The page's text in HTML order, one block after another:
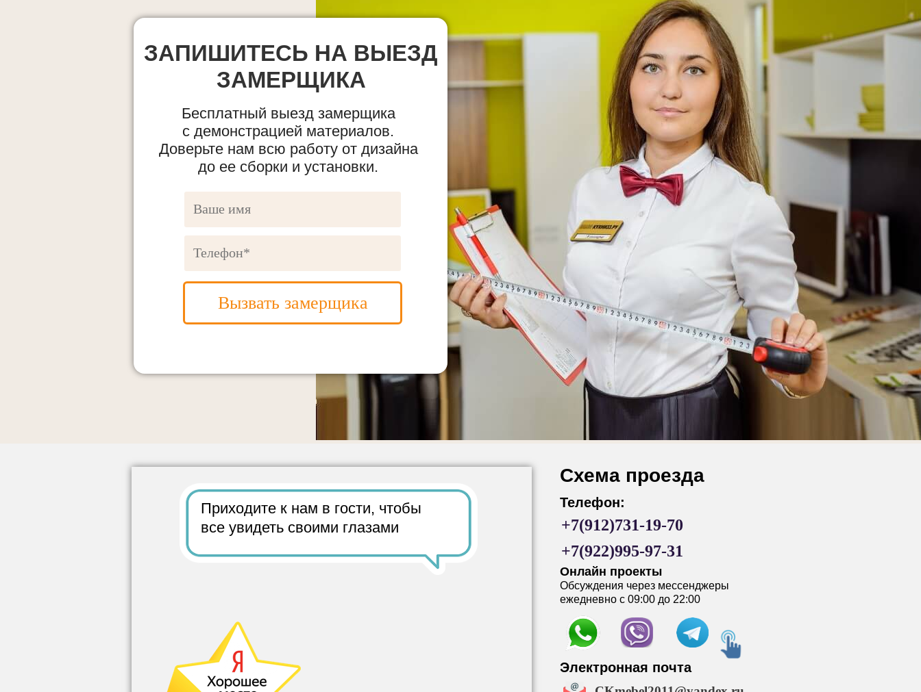
Вызвать замерщика
Бесплатный выезд замерщика
с демонстрацией материалов.
Доверьте нам всю работу от дизайна
до ее сборки и установки.
ЗАПИШИТЕСЬ НА ВЫЕЗД
ЗАМЕРЩИКА
ежедневно с 09:00 до 22:00
Онлайн проекты
+7(912)731-19-70
Приходите к нам в гости, чтобы
всеувидеть своими глазами
Обсуждения через мессенджеры
+7(922)995-97-31
Электронная почта
Телефон:
Схема проезда